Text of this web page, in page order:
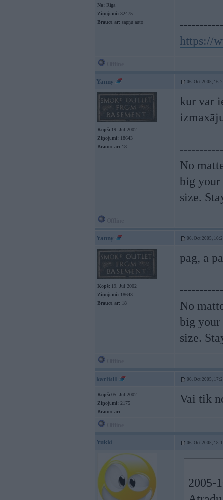
No: Rīga
Ziņojumi: 32475
Braucu ar: sapņu auto
https://
Yanny 06. Oct 2005,
Kopš: 19. Jul 2002
Ziņojumi: 18643
Braucu ar: 18
kur var
No
big your
size.
Yanny 06. Oct 2005,
Kopš: 19. Jul 2002
Ziņojumi: 18643
Braucu ar: 18
pag, a
No
big your
size.
karlisII 06. Oct 2005,
Kopš: 05. Jul 2002
Ziņojumi: 2175
Braucu ar:
Vai tik
Yukki 06. Oct 2005,
2005-